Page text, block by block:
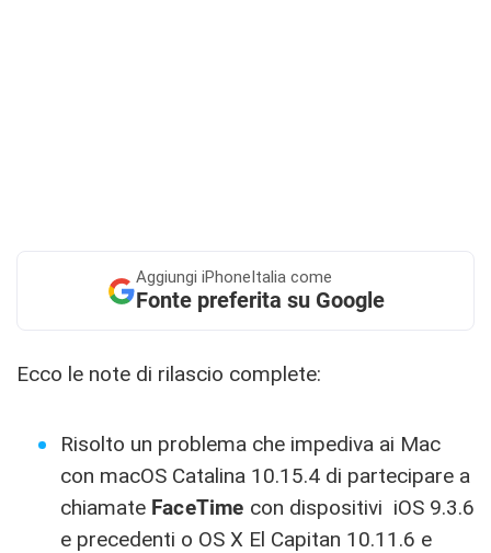
Aggiungi iPhoneItalia come
Fonte preferita su Google
Ecco le note di rilascio complete:
Risolto un problema che impediva ai Mac
con macOS Catalina 10.15.4 di partecipare a
chiamate FaceTime con dispositivi iOS 9.3.6
e precedenti o OS X El Capitan 10.11.6 e